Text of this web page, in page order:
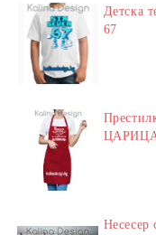
Детска
67